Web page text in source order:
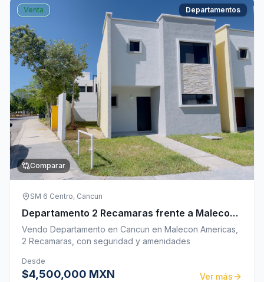
Venta
Comparar
Departamentos
SM 6 Centro, Cancun
Departamento 2 Recamaras frente a Malecon
Tajamar Cancun
Vendo Departamento en Cancun en Malecon Americas,
2 Recamaras, con seguridad y amenidades
Desde
$4,500,000 MXN Ver más